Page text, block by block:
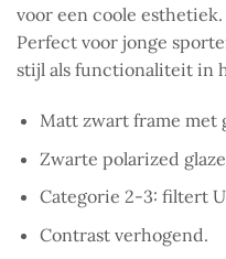
voor een coole esthetiek.
Perfect voor jonge
stijl als functionaliteit in
Matt zwart frame met
Zwarte polarized
Categorie 2-3: filtert
Contrast verhogend.